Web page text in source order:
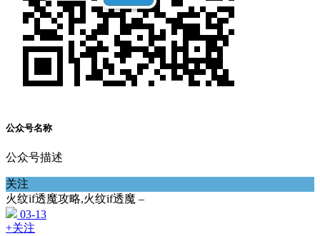
公众号名称
公众号描述
关注
火纹if透魔攻略,火纹if透魔 –
03-13
+关注